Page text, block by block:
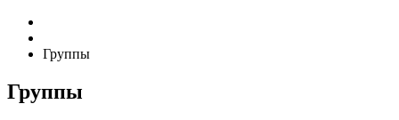
Группы
Группы